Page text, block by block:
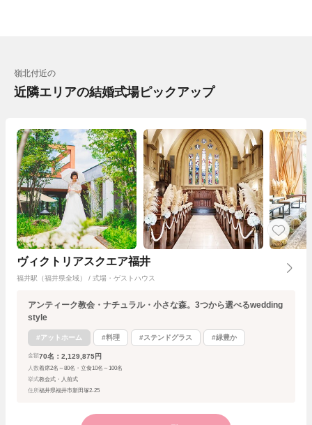
嶺北付近の
近隣エリアの結婚式場ピックアップ
ヴィクトリアスクエア福井
福井駅（福井県全域） / 式場・ゲストハウス
アンティーク教会・ナチュラル・小さな森。3つから選べるwedding
style
#アットホーム #料理 #ステンドグラス #緑豊か
金額 70名：2,129,875円
人数着席2名～80名・立食10名～100名
挙式教会式・人前式
住所福井県福井市新田塚2-25